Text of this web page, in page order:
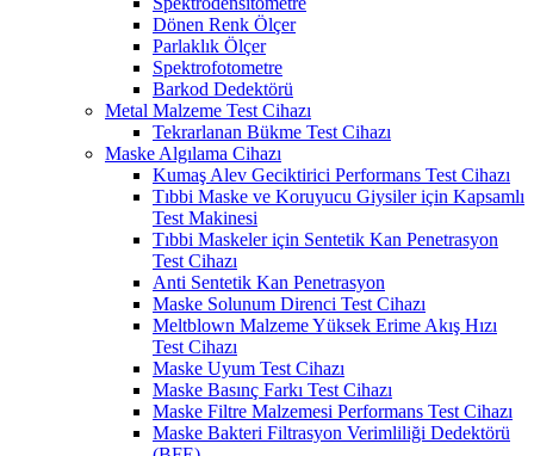
Dönen Renk Ölçer
Parlaklık Ölçer
Spektrofotometre
Barkod Dedektörü
Metal Malzeme Test Cihazı
Tekrarlanan Bükme Test Cihazı
Maske Algılama Cihazı
Kumaş Alev Geciktirici Performans Test Cihazı
Tıbbi Maske ve Koruyucu Giysiler için Kapsamlı
Test Makinesi
Tıbbi Maskeler için Sentetik Kan Penetrasyon
Test Cihazı
Anti Sentetik Kan Penetrasyon
Maske Solunum Direnci Test Cihazı
Meltblown Malzeme Yüksek Erime Akış Hızı
Test Cihazı
Maske Uyum Test Cihazı
Maske Basınç Farkı Test Cihazı
Maske Filtre Malzemesi Performans Test Cihazı
Maske Bakteri Filtrasyon Verimliliği Dedektörü